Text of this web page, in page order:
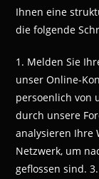
Ihnen eine
die folgende
1. Melden Sie
unser Online-
persoenlich von
durch unsere
analysieren Ihre
Netzwerk, um
geflossen sind.